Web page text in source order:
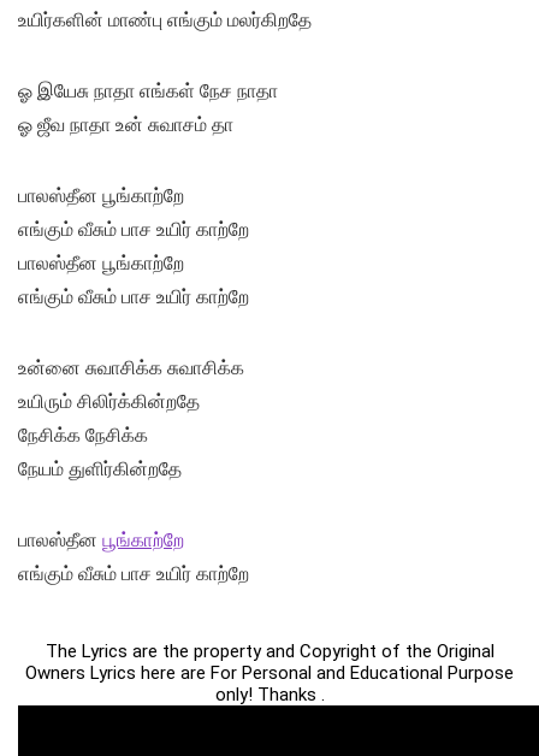
உயிர்களின் மாண்பு எங்கும் மலர்கிறதே
ஓ இயேசு நாதா எங்கள் நேச நாதா
ஓ ஜீவ நாதா உன் சுவாசம் தா
பாலஸ்தீன பூங்காற்றே
எங்கும் வீசும் பாச உயிர் காற்றே
பாலஸ்தீன பூங்காற்றே
எங்கும் வீசும் பாச உயிர் காற்றே
உன்னை சுவாசிக்க சுவாசிக்க
உயிரும் சிலிர்க்கின்றதே
நேசிக்க நேசிக்க
நேயம் துளிர்கின்றதே
பாலஸ்தீன பூங்காற்றே
எங்கும் வீசும் பாச உயிர் காற்றே
The Lyrics are the property and Copyright of the Original
Owners Lyrics here are For Personal and Educational Purpose
only! Thanks .